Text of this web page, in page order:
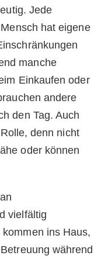
Jede
hat eigene
manche
Einkaufen oder
andere
den Tag. Auch
denn nicht
oder können
vielfältig
ins Haus,
während